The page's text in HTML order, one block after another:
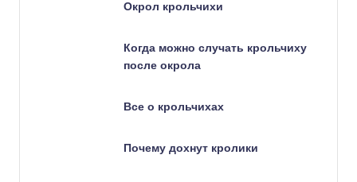
Окрол крольчихи
Когда можно случать крольчиху
после окрола
Все о крольчихах
Почему дохнут кролики